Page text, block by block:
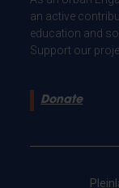
an active
education and
Support our
Donate